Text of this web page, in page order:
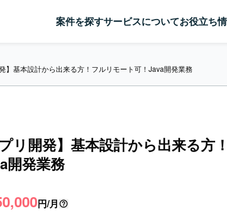
案件を探すサービスについてお役立ち
】基本設計から出来る方！フルリモート可！Java開発業務
リ開発】基本設計から出来る方
開発業務
円/月